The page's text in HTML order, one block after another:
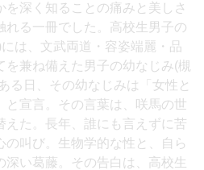
を深く知ることの痛みと美しさ
れる一冊でした。高校生男子の
は、文武両道・容姿端麗・品
を兼ね備えた男子の幼なじみ(槻
る日、その幼なじみは「女性と
と宣言。その言葉は、咲馬の世
えた。長年、誰にも言えずに苦
の叫び。生物学的な性と、自ら
深い葛藤。その告白は、高校生